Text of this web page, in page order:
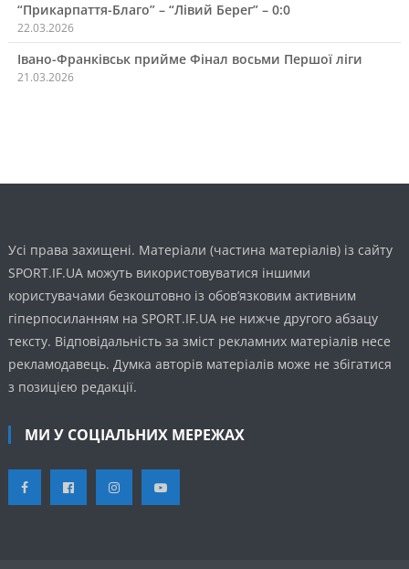
“Прикарпаття-Благо” – “Лівий Берег” – 0:0
22.03.2026
Івано-Франківськ прийме Фінал восьми Першої ліги
21.03.2026
Усі права захищені. Матеріали (частина матеріалів) із сайту
SPORT.IF.UA можуть використовуватися іншими
користувачами безкоштовно із обов’язковим активним
гіперпосиланням на SPORT.IF.UA не нижче другого абзацу
тексту. Відповідальність за зміст рекламних матеріалів несе
рекламодавець. Думка авторів матеріалів може не збігатися
з позицією редакції.
МИ У СОЦІАЛЬНИХ МЕРЕЖАХ